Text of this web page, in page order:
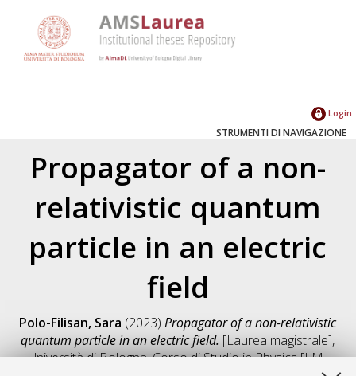
Login
STRUMENTI DI NAVIGAZIONE
Propagator of a non-
relativistic quantum
particle in an electric
field
Polo-Filisan, Sara (2023)Propagator of a non-relativistic
quantum particle in an electric field. [Laurea magistrale],
Università di Bologna, Corso di Studio inPhysics [LM-